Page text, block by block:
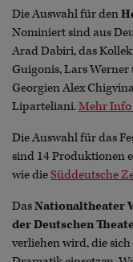
Die Auswahl für den
Nominiert sind aus
Arad Dabiri, das
Guigonis, Lars
Georgien Alex
Liparteliani.Mehr Info
Die Auswahl für das
sind 14 Produktionen
wie dieSüddeutsche
DasNationaltheater
der Deutschen
verliehen wird, die